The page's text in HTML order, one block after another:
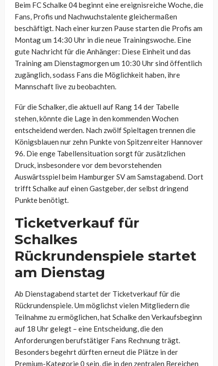
Beim FC Schalke 04 beginnt eine ereignisreiche Woche, die
Fans, Profis und Nachwuchstalente gleichermaßen
beschäftigt. Nach einer kurzen Pause starten die Profis am
Montag um 14:30 Uhr in die neue Trainingswoche. Eine
gute Nachricht für die Anhänger: Diese Einheit und das
Training am Dienstagmorgen um 10:30 Uhr sind öffentlich
zugänglich, sodass Fans die Möglichkeit haben, ihre
Mannschaft live zu beobachten.
Für die Schalker, die aktuell auf Rang 14 der Tabelle
stehen, könnte die Lage in den kommenden Wochen
entscheidend werden. Nach zwölf Spieltagen trennen die
Königsblauen nur zehn Punkte von Spitzenreiter Hannover
96. Die enge Tabellensituation sorgt für zusätzlichen
Druck, insbesondere vor dem bevorstehenden
Auswärtsspiel beim Hamburger SV am Samstagabend. Dort
trifft Schalke auf einen Gastgeber, der selbst dringend
Punkte benötigt.
Ticketverkauf für
Schalkes
Rückrundenspiele startet
am Dienstag
Ab Dienstagabend startet der Ticketverkauf für die
Rückrundenspiele. Um möglichst vielen Mitgliedern die
Teilnahme zu ermöglichen, hat Schalke den Verkaufsbeginn
auf 18 Uhr gelegt – eine Entscheidung, die den
Anforderungen berufstätiger Fans Rechnung trägt.
Besonders begehrt dürften erneut die Plätze in der
Premium-Kategorie 0 sein, die in den zentralen Bereichen